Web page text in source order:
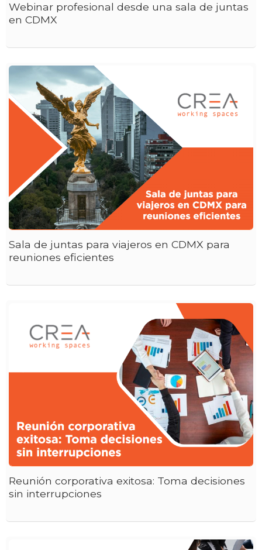
Webinar profesional desde una sala de juntas
en CDMX
Sala de juntas para viajeros en CDMX para
reuniones eficientes
Reunión corporativa exitosa: Toma decisiones
sin interrupciones